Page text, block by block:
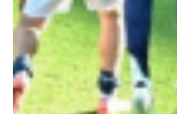
Kids
Accessori